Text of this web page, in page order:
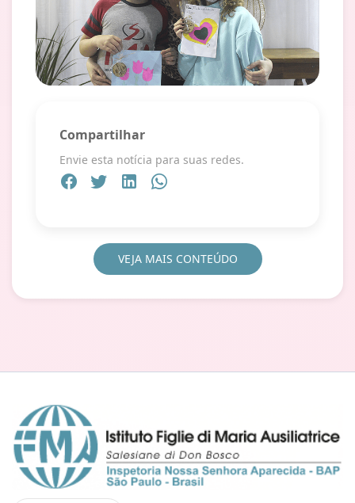
Compartilhar
Envie esta notícia para suas redes.
VEJA MAIS CONTEÚDO